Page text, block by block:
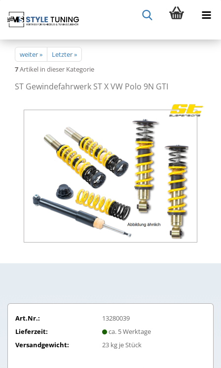
weiter »
Letzter »
7Artikel in dieser Kategorie
ST Gewindefahrwerk ST X VW Polo 9N GTI
Art.Nr.:
13280039
Lieferzeit:
ca. 5 Werktage
Versandgewicht:
23kg je Stück